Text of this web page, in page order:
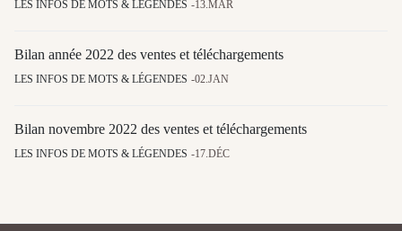
LES INFOS DE MOTS & LÉGENDES 13.MAR
Bilan année 2022 des ventes et téléchargements
LES INFOS DE MOTS & LÉGENDES 02.JAN
Bilan novembre 2022 des ventes et téléchargements
LES INFOS DE MOTS & LÉGENDES 17.DÉC